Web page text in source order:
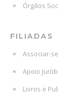
Órgãos
FILIADAS
Associar-se
Apoio
Livros e